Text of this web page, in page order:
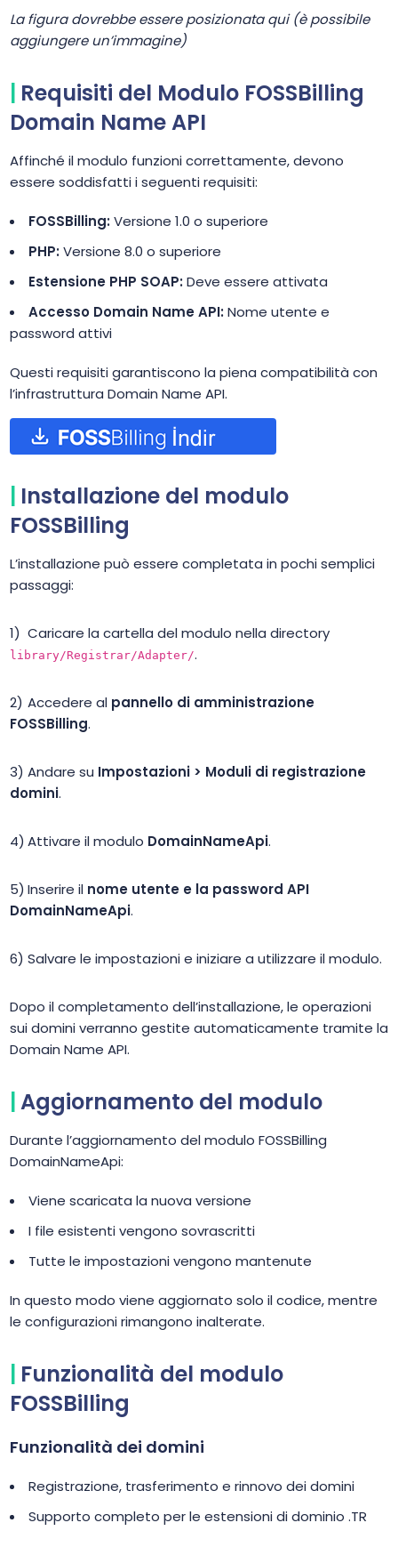
La figura dovrebbe essere posizionata qui (è possibile
aggiungere un’immagine)
Requisiti del Modulo FOSSBilling
Domain Name API
Affinché il modulo funzioni correttamente, devono
essere soddisfatti i seguenti requisiti:
FOSSBilling:Versione 1.0 o superiore
PHP:Versione 8.0 o superiore
Estensione PHP SOAP:Deve essere attivata
Accesso Domain Name API:Nome utente e
password attivi
Questi requisiti garantiscono la piena compatibilità con
l’infrastruttura Domain Name API.
Installazione del modulo
FOSSBilling
L’installazione può essere completata in pochi semplici
passaggi:
Caricare la cartella del modulo nella directory
library/Registrar/Adapter/.
Accedere al pannello di amministrazione
FOSSBilling.
Andare su Impostazioni > Moduli di registrazione
domini.
Attivare il modulo DomainNameApi.
Inserire il nome utente e la password API
DomainNameApi.
Salvare le impostazioni e iniziare a utilizzare il modulo.
Dopo il completamento dell’installazione, le operazioni
sui domini verranno gestite automaticamente tramite la
Domain Name API.
Aggiornamento del modulo
Durante l’aggiornamento del modulo FOSSBilling
DomainNameApi:
Viene scaricata la nuova versione
I file esistenti vengono sovrascritti
Tutte le impostazioni vengono mantenute
In questo modo viene aggiornato solo il codice, mentre
le configurazioni rimangono inalterate.
Funzionalità del modulo
FOSSBilling
Funzionalità dei domini
Registrazione, trasferimento e rinnovo dei domini
Supporto completo per le estensioni di dominio .TR